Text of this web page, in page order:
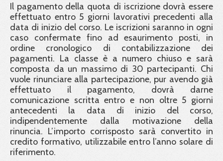
Il pagamento della quota di iscrizione dovrà essere
effettuato entro 5 giorni lavorativi precedenti alla
data di inizio del corso. Le iscrizioni saranno in ogni
caso confermate fino ad esaurimento posti, in
ordine cronologico di contabilizzazione dei
pagamenti. La classe è a numero chiuso e sarà
composta da un massimo di 30 partecipanti. Chi
vuole rinunciare alla partecipazione, pur avendo già
effettuato il pagamento, dovrà darne
comunicazione scritta entro e non oltre 5 giorni
antecedenti la data di inizio del corso,
indipendentemente dalla motivazione della
rinuncia. L’importo corrisposto sarà convertito in
credito formativo, utilizzabile entro l’anno solare di
riferimento.